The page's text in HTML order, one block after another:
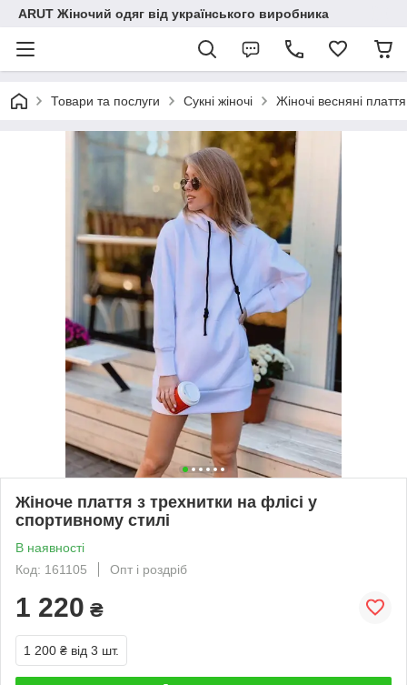
ARUT Жіночий одяг від українського виробника
Товари та послуги Сукні жіночі Жіночі весняні плаття
Жіноче плаття з трехнитки на флісі у
спортивному стилі
В наявності
Код: 161105
Опт і роздріб
1 220 ₴
1 200 ₴ від 3 шт.